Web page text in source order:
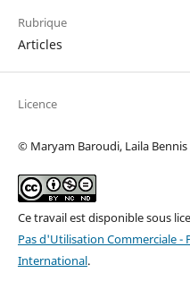
Rubrique
Articles
Licence
© Maryam Baroudi, Laila Bennis
Ce travail est disponible sous
Pas d'Utilisation Commerciale -
International.